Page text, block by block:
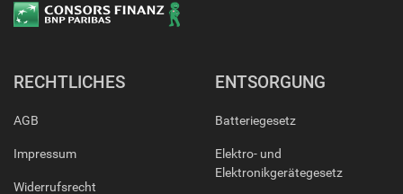
RECHTLICHES
AGB
Impressum
Widerrufsrecht
ENTSORGUNG
Batteriegesetz
Elektro- und
Elektronikgerätegesetz